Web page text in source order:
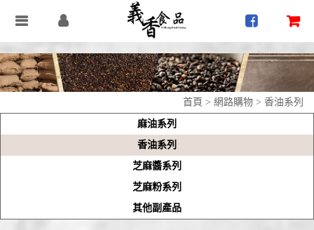
首頁 > 網路購物 > 香油系列
麻油系列
香油系列
芝麻醬系列
芝麻粉系列
其他副產品